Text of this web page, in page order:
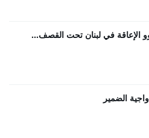
الإعاقة في لبنان تحت القصف...
الضمير